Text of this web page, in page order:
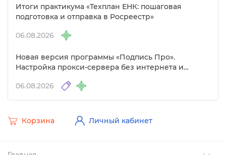
Итоги практикума «Техплан ЕНК: пошаговая
подготовка и отправка в Росреестр»
06.08.2026
Новая версия программы «Подпись Про».
Настройка прокси-сервера без интернета и
06.08.2026
Корзина Личный кабинет